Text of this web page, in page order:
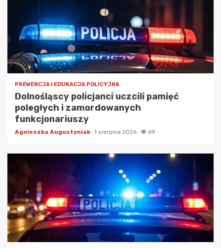
PREWENCJA I EDUKACJA POLICYJNA
Dolnośląscy policjanci uczcili pamięć
poległych i zamordowanych
funkcjonariuszy
Agnieszka Augustyniak 1 sierpnia 2026 69